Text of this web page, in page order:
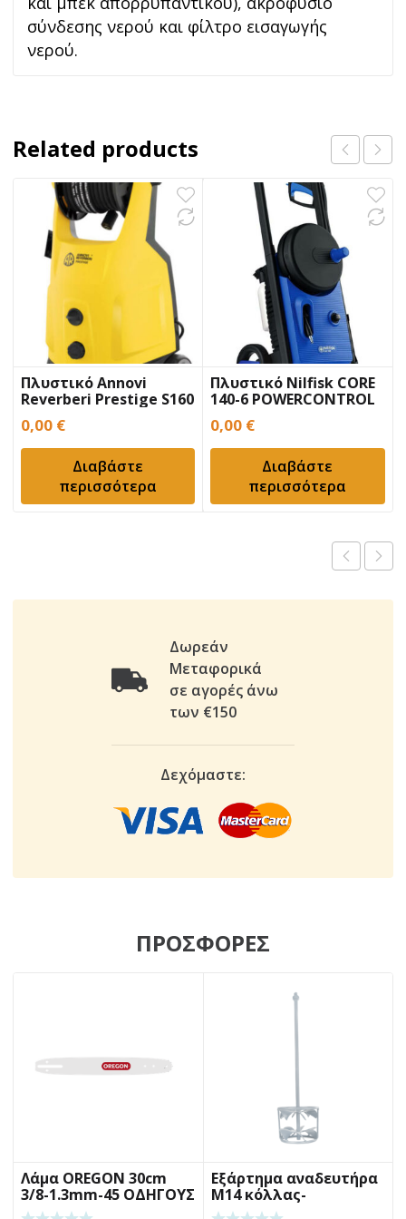
σύνδεσης νερού και φίλτρο εισαγωγής
νερού.
Related products
Πλυστικό Annovi
Reverberi Prestige S160
0,00 €
Διαβάστε
περισσότερα
Πλυστικό Nilfisk CORE
140-6 POWERCONTROL
0,00 €
Διαβάστε
περισσότερα
Δωρεάν
Μεταφορικά
σε αγορές άνω
των €150
Δεχόμαστε:
ΠΡΟΣΦΟΡΕΣ
Λάμα OREGON 30cm
3/8-1.3mm-45 ΟΔΗΓΟΥΣ
Εξάρτημα αναδευτήρα
Μ14 κόλλας-
κονιάματος BENMAN